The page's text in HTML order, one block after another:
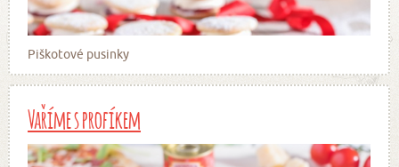
Piškotové pusinky
Vaříme s profíkem